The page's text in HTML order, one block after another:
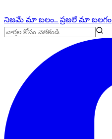
నిజమే మా బలం.. ప్రజలే మా బలగం